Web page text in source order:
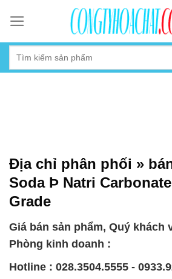
content
Địa chỉ phân phối »
Soda Þ Natri
Grade
Giá bán sản phẩm, Quý khách
Phòng kinh doanh :
Hotline : 028.3504.5555 -